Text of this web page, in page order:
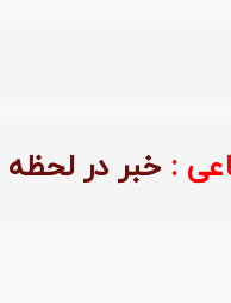
: خبر در لحظه